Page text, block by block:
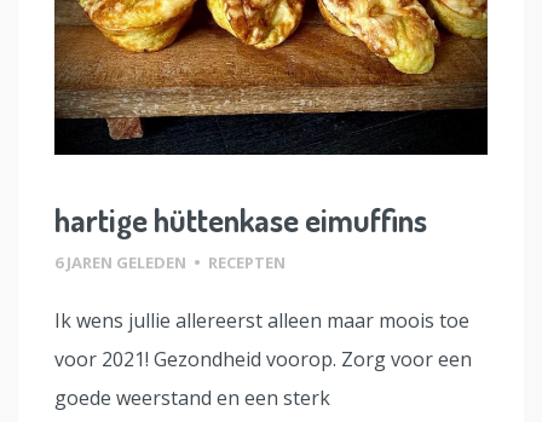
hartige hüttenkase eimuffins
6 JAREN GELEDEN • RECEPTEN
Ik wens jullie allereerst alleen maar moois toe
voor 2021! Gezondheid voorop. Zorg voor een
goede weerstand en een sterk